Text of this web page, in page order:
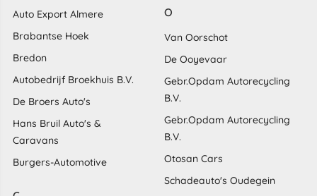
Auto Export Almere
Brabantse Hoek
Bredon
Autobedrijf Broekhuis B.V.
De Broers Auto's
Hans Bruil Auto's &
Caravans
Burgers-Automotive
O
Van Oorschot
De Ooyevaar
Gebr.Opdam Autorecycling
B.V.
Gebr.Opdam Autorecycling
B.V.
Otosan Cars
Schadeauto's Oudegein